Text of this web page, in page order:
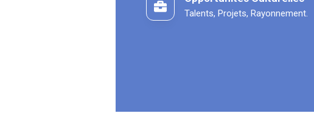
Talents, Projets, Rayonnement.